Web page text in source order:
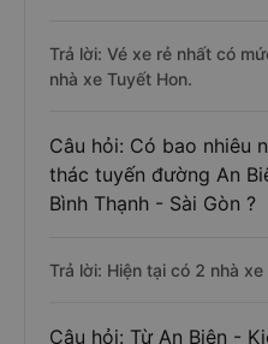
Trả lời: Vé xe rẻ nhất có
nhà xe Tuyết Hon.
Câu hỏi: Có bao nhiêu
thác tuyến đường An
Bình Thạnh - Sài Gòn ?
Trả lời: Hiện tại có 2 nhà
Câu hỏi: Từ An Biên -